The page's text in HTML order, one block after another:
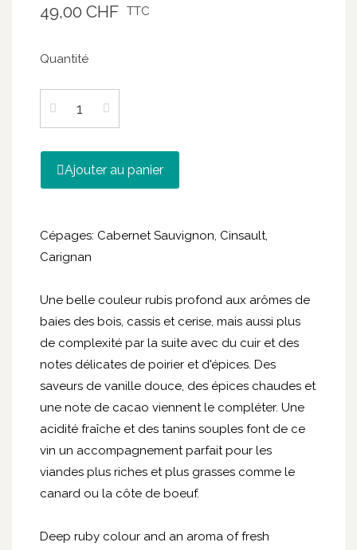
49,00 CHF TTC
Quantité
Ajouter au panier
Cépages: Cabernet Sauvignon, Cinsault,
Carignan
Une belle couleur rubis profond aux arômes de
baies des bois, cassis et cerise, mais aussi plus
de complexité par la suite avec du cuir et des
notes délicates de poirier et d'épices. Des
saveurs de vanille douce, des épices chaudes et
une note de cacao viennent le compléter. Une
acidité fraîche et des tanins souples font de ce
vin un accompagnement parfait pour les
viandes plus riches et plus grasses comme le
canard ou la côte de boeuf.
Deep ruby colour and an aroma of fresh